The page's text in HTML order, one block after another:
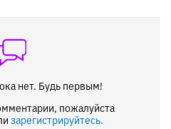
нет. Будь первым!
пожалуйста
зарегистрируйтесь.